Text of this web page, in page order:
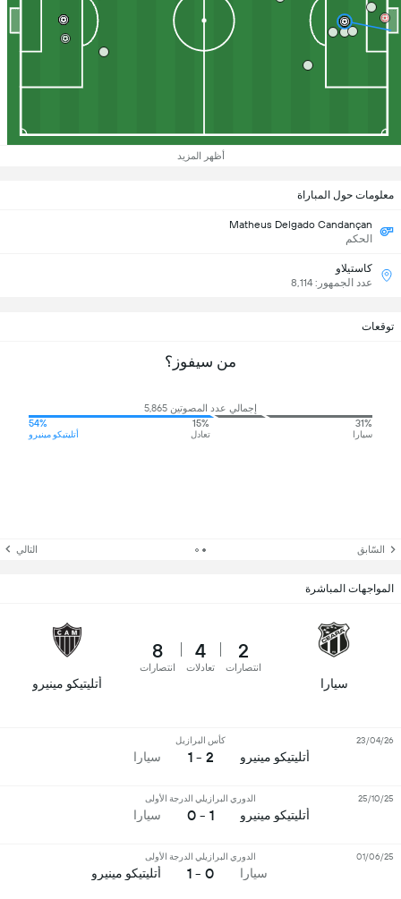
أظهر المزيد
معلومات حول المباراة
Matheus Delgado Candançan
الحكم
كاستيلاو
عدد الجمهور: 8,114
توقعات
من سيفوز؟
إجمالي عدد المصوتين 5,865
31%
سيارا
15%
تعادل
54%
أتليتيكو مينيرو
السّابق التالي
المواجهات المباشرة
سيارا
2
انتصارات
4
تعادلات
8
انتصارات
أتليتيكو مينيرو
أتليتيكو مينيرو
كأس البرازيل
2 - 1 سيارا
23/04/26
أتليتيكو مينيرو
الدوري البرازيلي الدرجة الأولى
1 - 0 سيارا
25/10/25
سيارا
الدوري البرازيلي الدرجة الأولى
0 - 1 أتليتيكو مينيرو
01/06/25